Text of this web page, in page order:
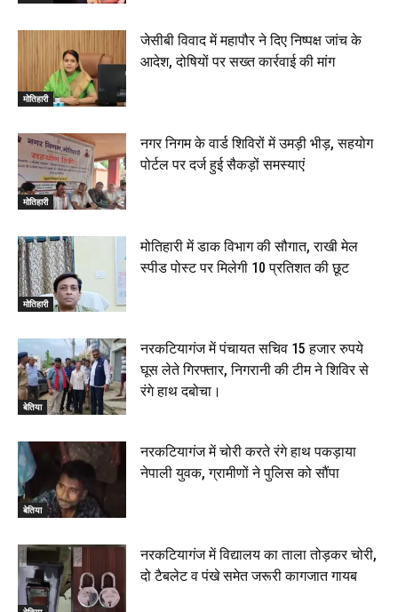
मोतिहारी
जेसीबी विवाद में महापौर ने दिए निष्पक्ष जांच के
आदेश, दोषियों पर सख्त कार्रवाई की मांग
मोतिहारी
नगर निगम के वार्ड शिविरों में उमड़ी भीड़, सहयोग
पोर्टल पर दर्ज हुई सैकड़ों समस्याएं
मोतिहारी
मोतिहारी में डाक विभाग की सौगात, राखी मेल
स्पीड पोस्ट पर मिलेगी 10 प्रतिशत की छूट
बेतिया
नरकटियागंज में पंचायत सचिव 15 हजार रुपये
घूस लेते गिरफ्तार, निगरानी की टीम ने शिविर से
रंगे हाथ दबोचा।
बेतिया
नरकटियागंज में चोरी करते रंगे हाथ पकड़ाया
नेपाली युवक, ग्रामीणों ने पुलिस को सौंपा
नरकटियागंज में विद्यालय का ताला तोड़कर चोरी,
दो टैबलेट व पंखे समेत जरूरी कागजात गायब